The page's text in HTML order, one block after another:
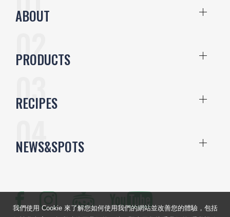
ABOUT
PRODUCTS
RECIPES
NEWS&SPOTS
我們使用 Cookie 來了解您如何使用我們的網站並改善您的體驗，包括